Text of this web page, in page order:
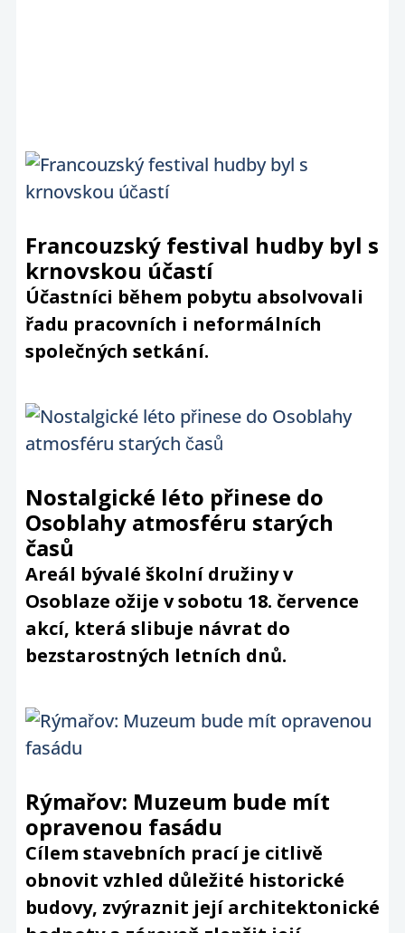
Francouzský festival hudby byl s
krnovskou účastí
Účastníci během pobytu absolvovali
řadu pracovních i neformálních
společných setkání.
Nostalgické léto přinese do
Osoblahy atmosféru starých
časů
Areál bývalé školní družiny v
Osoblaze ožije v sobotu 18. července
akcí, která slibuje návrat do
bezstarostných letních dnů.
Rýmařov: Muzeum bude mít
opravenou fasádu
Cílem stavebních prací je citlivě
obnovit vzhled důležité historické
budovy, zvýraznit její architektonické